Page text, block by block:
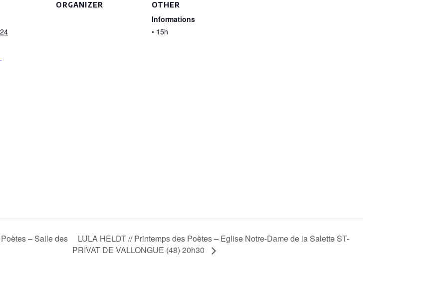
ORGANIZER OTHER
Informations
• 15h
– Salle des
LULA HELDT // Printemps des Poètes – Eglise Notre-Dame de la Salette ST-
PRIVAT DE VALLONGUE (48) 20h30